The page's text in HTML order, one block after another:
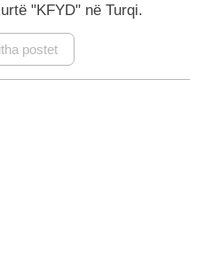
"KFYD" në Turqi.
postet